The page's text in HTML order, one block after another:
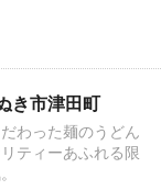
き市津田町
わった麺のうどん
ティーあふれる限